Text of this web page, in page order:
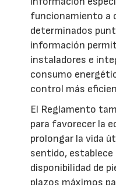
funcionamiento a
determinados
información
instaladores e
consumo
control más
El Reglamento
para favorecer la
prolongar la vida
sentido, establece
disponibilidad de
plazos máximos